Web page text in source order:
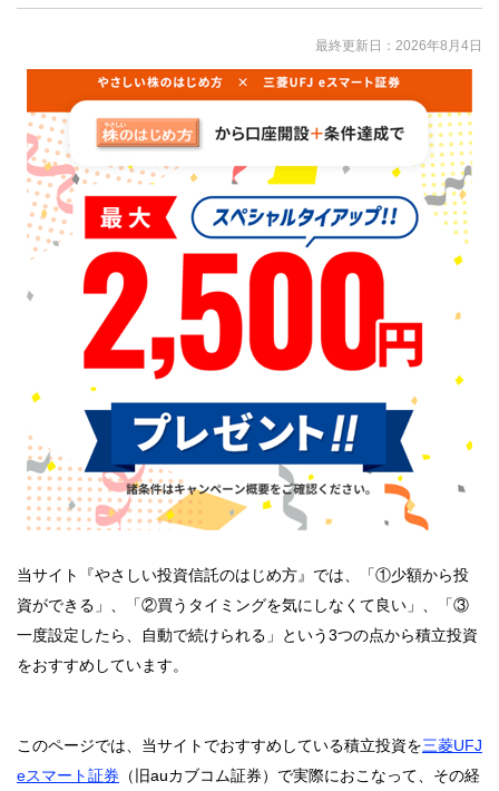
最終更新日： 2026年8月4日
当サイト『やさしい投資信託のはじめ方』では、「①少額から投
資ができる」、「②買うタイミングを気にしなくて良い」、「③
一度設定したら、自動で続けられる」という3つの点から積立投資
をおすすめしています。
このページでは、当サイトでおすすめしている積立投資を三菱UFJ
eスマート証券 （旧auカブコム証券）で実際におこなって、その経